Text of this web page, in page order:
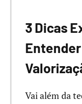
3 Dicas
Entender
Vai além da